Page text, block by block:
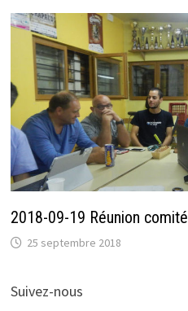
2018-09-19 Réunion comité
25 septembre 2018
Suivez-nous